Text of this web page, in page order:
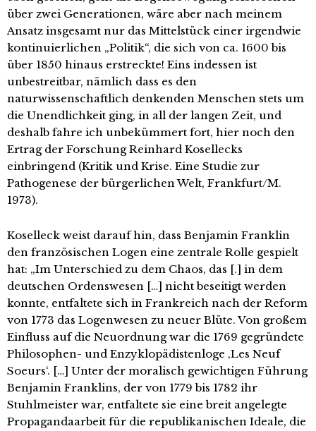
über zwei Generationen, wäre aber nach meinem
Ansatz insgesamt nur das Mittelstück einer irgendwie
kontinuierlichen „Politik“, die sich von ca. 1600 bis
über 1850 hinaus erstreckte! Eins indessen ist
unbestreitbar, nämlich dass es den
naturwissenschaftlich denkenden Menschen stets um
die Unendlichkeit ging, in all der langen Zeit, und
deshalb fahre ich unbekümmert fort, hier noch den
Ertrag der Forschung Reinhard Kosellecks
einbringend (Kritik und Krise. Eine Studie zur
Pathogenese der bürgerlichen Welt, Frankfurt/M.
1973).
Koselleck weist darauf hin, dass Benjamin Franklin
den französischen Logen eine zentrale Rolle gespielt
hat: „Im Unterschied zu dem Chaos, das [.] in dem
deutschen Ordenswesen […] nicht beseitigt werden
konnte, entfaltete sich in Frankreich nach der Reform
von 1773 das Logenwesen zu neuer Blüte. Von großem
Einfluss auf die Neuordnung war die 1769 gegründete
Philosophen- und Enzyklopädistenloge ‚Les Neuf
Soeurs‘. […] Unter der moralisch gewichtigen Führung
Benjamin Franklins, der von 1779 bis 1782 ihr
Stuhlmeister war, entfaltete sie eine breit angelegte
Propagandaarbeit für die republikanischen Ideale, die